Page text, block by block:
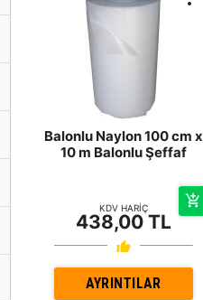
Balonlu Naylon 100 cm x
10 m Balonlu Şeffaf
KDV HARİÇ
438,00 TL
AYRINTILAR